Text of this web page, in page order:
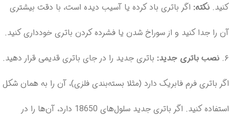
کنید. نکته: اگر باتری باد کرده یا آسیب دیده است، با دقت بیشتری
آن را جدا کنید و از سوراخ شدن یا فشرده کردن باتری خودداری کنید.
۶. نصب باتری جدید: باتری جدید را در جای باتری قدیمی قرار دهید.
اگر باتری فرم فابریک دارد (مثلا بسته‌بندی فلزی)، آن را به همان شکل
استفاده کنید. اگر باتری جدید سلول‌های 18650 دارد، آن‌ها را در